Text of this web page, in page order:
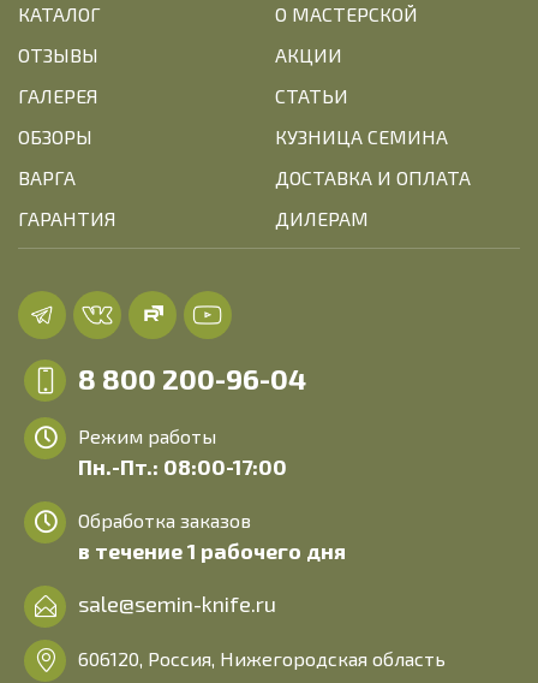
КАТАЛОГ
О МАСТЕРСКОЙ
ОТЗЫВЫ
АКЦИИ
ГАЛЕРЕЯ
СТАТЬИ
ОБЗОРЫ
КУЗНИЦА СЕМИНА
ВАРГА
ДОСТАВКА И ОПЛАТА
ГАРАНТИЯ
ДИЛЕРАМ
8 800 200-96-04
Режим работы
Пн.-Пт.: 08:00-17:00
Обработка заказов
в течение 1 рабочего дня
sale@semin-knife.ru
606120, Россия, Нижегородская область